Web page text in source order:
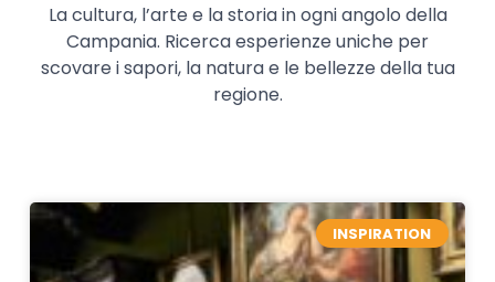
La cultura, l’arte e la storia in ogni angolo della
Campania. Ricerca esperienze uniche per
scovare i sapori, la natura e le bellezze della tua
regione.
INSPIRATION